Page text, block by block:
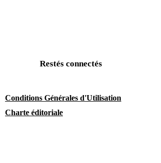
Restés connectés
Conditions Générales d'Utilisation
Charte éditoriale